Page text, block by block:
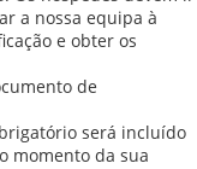
a nossa equipa à
e obter os
de
será incluído
momento da sua